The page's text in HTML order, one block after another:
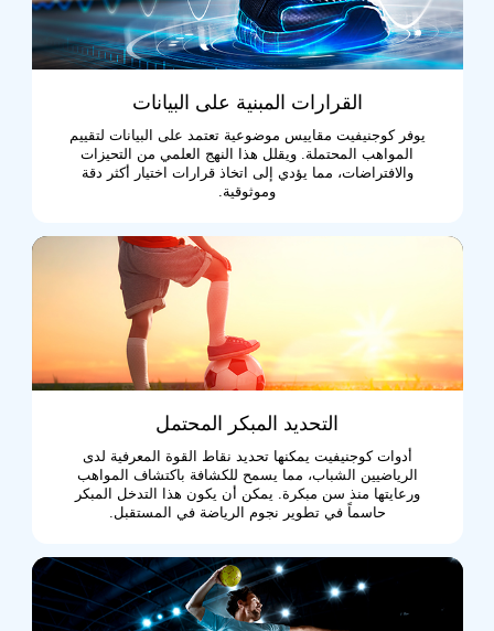
القرارات المبنية على البيانات
يوفر كوجنيفيت مقاييس موضوعية تعتمد على البيانات لتقييم
المواهب المحتملة. ويقلل هذا النهج العلمي من التحيزات
والافتراضات، مما يؤدي إلى اتخاذ قرارات اختيار أكثر دقة
وموثوقية.
التحديد المبكر المحتمل
أدوات كوجنيفيت يمكنها تحديد نقاط القوة المعرفية لدى
الرياضيين الشباب، مما يسمح للكشافة باكتشاف المواهب
ورعايتها منذ سن مبكرة. يمكن أن يكون هذا التدخل المبكر
حاسماً في تطوير نجوم الرياضة في المستقبل.